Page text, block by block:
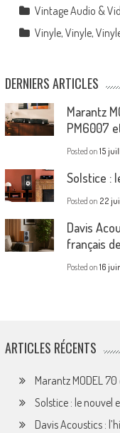
Vintage Audio &
Vinyle, Vinyle,
DERNIERS ARTICLES
Marantz
PM6007
Posted on 15
Solstice :
Posted on 22
Davis
français
Posted on 16
ARTICLES RÉCENTS
Marantz MODEL
Solstice : le nouvel
Davis Acoustics :